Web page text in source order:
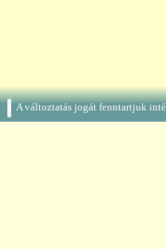
A változtatás jogát fenntartjuk